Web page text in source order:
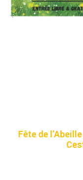
Fête de